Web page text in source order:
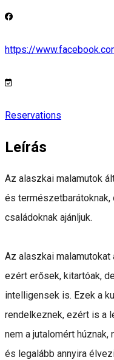
https://
Reservations
Leírás
Az alaszkai malamutok
és
családoknak ajánljuk.
Az alaszkai
ezért erősek, kitartóak,
intelligensek is. Ezek a
rendelkeznek, ezért is a
nem a jutalomért
és legalább annyira